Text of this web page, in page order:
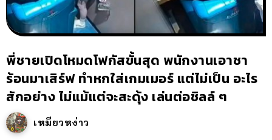
พี่ชายเปิดโหมดโฟกัสขั้นสุด พนักงานเอาชา
ร้อนมาเสิร์ฟ ทำหกใส่เกมเมอร์ แต่ไม่เป็น อะไร
สักอย่าง ไม่แม้แต่จะสะดุ้ง เล่นต่อชิลล์ ๆ
เหมียวหง่าว